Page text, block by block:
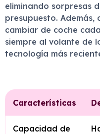
eliminando sorpresas
presupuesto. Además,
cambiar de coche
siempre al volante de
tecnología más
Características
Capacidad de